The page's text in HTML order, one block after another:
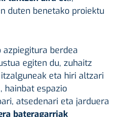
duten benetako proiektu
azpiegitura berdea
egiten du, zuhaitz
eta hiri altzari
hainbat espazio
atsedenari eta jarduera
bateragarriak